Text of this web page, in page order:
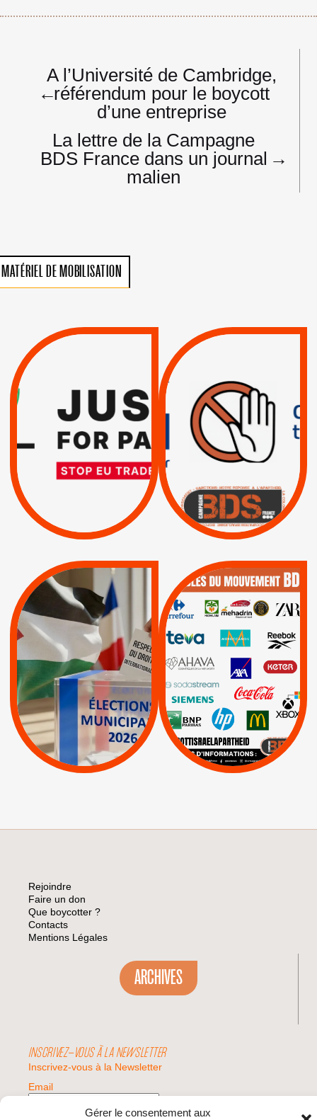
Gérer le consentement aux
Navigation
de
l’article
←
A l’Université de Cambridge,
référendum pour le boycott
d’une entreprise
La lettre de la Campagne
BDS France dans un journal
malien
→
MATÉRIEL DE MOBILISATION
VIOLATIONS DES
SUSPENSION
TOTALE DE
L’ACCORD
D’ASSOCIATION UE-
ISRAËL
| Actus Pétitions
RESPECT DU DROIT
INTERNATIONAL ?
TRUMP, MACRON :
MÊME COMBAT
| Actus |
| Boycott militaire |
Lettres d'interpellation
MUNICIPALES 2026 :
JE VOTE POUR LE
RESPECT DU DROIT
INTERNATIONAL EN
PALESTINE
APPELS | Actus |
Espaces Sans
Apartheid
| Lettres d'interpellation
Pétitions
QUE BOYCOTTER ?
BOYCOTT /
AXA BNP | CAF |
Carrefour | HP |
Keter |
Livres et brochures |
Mehadrin | PUMA
Sodastream |
Visuels, tracts,
affiches,...
Rejoindre
Faire un don
Que boycotter ?
Contacts
Mentions Légales
ARCHIVES
INSCRIVEZ-VOUS À LA NEWSLETTER
Inscrivez-vous à la Newsletter
Email